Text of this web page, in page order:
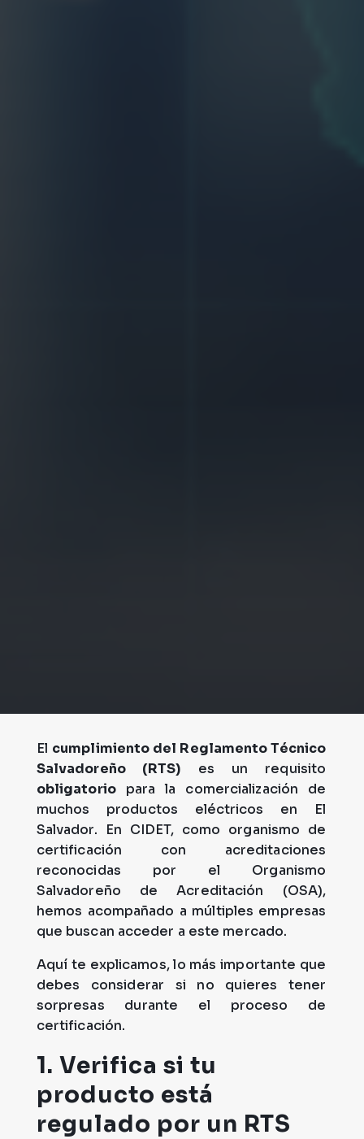
El cumplimiento del Reglamento Técnico
Salvadoreño (RTS) es un requisito
obligatoriopara la comercialización de
muchos productos eléctricos en El
Salvador. En CIDET, como organismo de
certificación con acreditaciones
reconocidas por el Organismo
Salvadoreño de Acreditación (OSA),
hemos acompañado a múltiples empresas
que buscan acceder a este mercado.
Aquí te explicamos, lo más importante que
debes considerar si no quieres tener
sorpresas durante el proceso de
certificación.
1. Verifica si tu
producto está
regulado por un RTS